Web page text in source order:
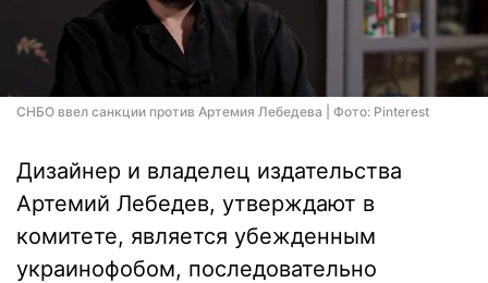
СНБО ввел санкции против Артемия Лебедева | Фото: Pinterest
Дизайнер и владелец издательства
Артемий Лебедев, утверждают в
комитете, является убежденным
украинофобом, последовательно